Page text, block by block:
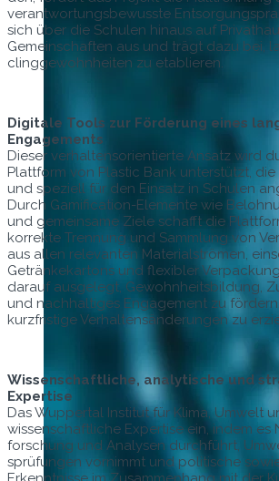
ver­ant­wor­tungs­be­wusste
sich über die Schulen hin­aus auf
Gemein­schaften aus und trägt dazu bei,
clingge­wohn­heit­en zu etablieren.
Dig­i­tale Tools zur Förderung eines
Engagements
Dieser ver­hal­tensori­en­tierte Ansatz wird
Plat­tform von Plas­tic Bank unter­stützt,
und speziell für den Ein­satz in Schulen
Durch Gam­i­fi­ca­tion-Ele­mente wie
und gemein­same Ziele schafft die
kor­rek­te Tren­nung und Samm­lung von
aus allen rel­e­van­ten Mate­ri­al­strö­men,
Getränkekar­tons und flex­i­bler
darauf aus­gelegt, Gewohn­heits­bil­dung,
und nach­haltiges Engage­ment zu
kurzfristige Ver­hal­tensän­derun­gen zu
Wis­senschaftliche, ana­lytis­che und
Expertise
Das Wup­per­tal Insti­tut für Kli­ma, Umwelt
wis­senschaftliche Exper­tise ein, indem
forschung und Analy­sen durch­führt,
sprü­fun­gen vorn­immt und poli­tis­che